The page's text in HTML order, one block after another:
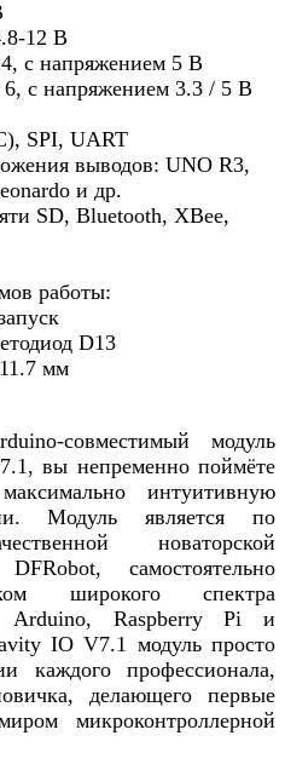
12 В
с напряжением 5 В
с напряжением 3.3 / 5 В
SPI, UART
выводов: UNO R3,
и др.
SD, Bluetooth, XBee,
работы:
D13
мм
совместимый модуль
вы непременно поймёте
интуитивную
Модуль является по
новаторской
самостоятельно
широкого спектра
Arduino, Raspberry Pi и
IO V7.1 модуль просто
каждого профессионала,
делающего первые
микроконтроллерной